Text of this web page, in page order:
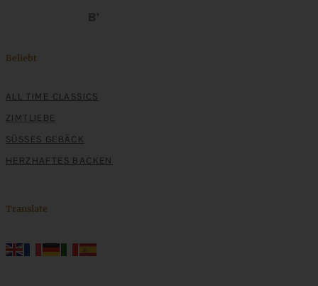
Beliebt
ALL TIME CLASSICS
ZIMTLIEBE
SÜSSES GEBÄCK
HERZHAFTES BACKEN
Translate